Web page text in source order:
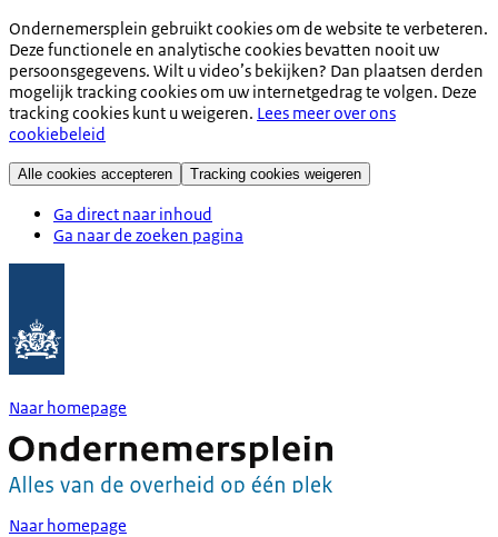
Ondernemersplein gebruikt cookies om de website te verbeteren.
Deze functionele en analytische cookies bevatten nooit uw
persoonsgegevens. Wilt u video’s bekijken? Dan plaatsen derden
mogelijk tracking cookies om uw internetgedrag te volgen. Deze
tracking cookies kunt u weigeren. Lees meer over ons
cookiebeleid
Alle cookies accepteren Tracking cookies weigeren
Ga direct naar inhoud
Ga naar de zoeken pagina
Naar homepage
Naar homepage